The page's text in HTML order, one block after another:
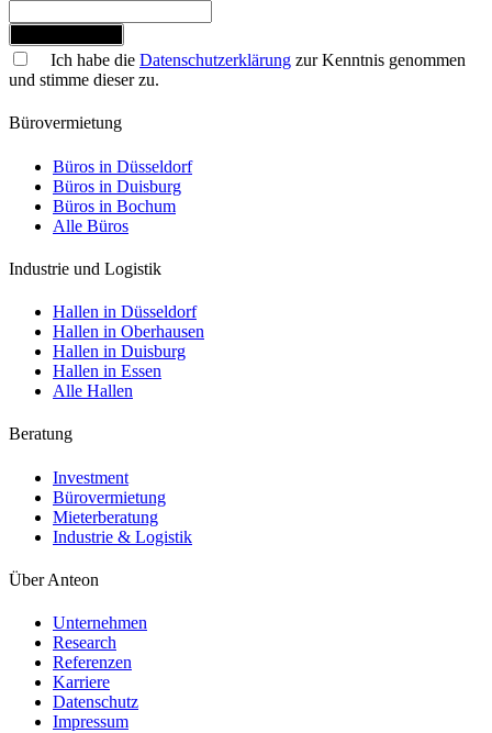
Ich habe die Datenschutzerklärung zur Kenntnis genommen
und stimme dieser zu.
Bürovermietung
Büros in Düsseldorf
Büros in Duisburg
Büros in Bochum
Alle Büros
Industrie und Logistik
Hallen in Düsseldorf
Hallen in Oberhausen
Hallen in Duisburg
Hallen in Essen
Alle Hallen
Beratung
Investment
Bürovermietung
Mieterberatung
Industrie & Logistik
Über Anteon
Unternehmen
Research
Referenzen
Karriere
Datenschutz
Impressum